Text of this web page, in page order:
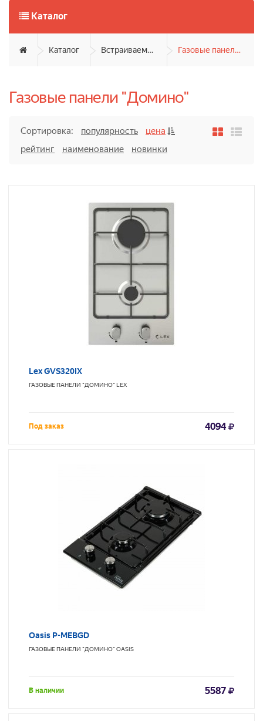
Каталог
Каталог Встраиваемая техника Газовые панели "Домино"
Газовые панели "Домино"
Сортировка: популярность
цена
рейтинг
наименование новинки
Lex GVS320IX
ГАЗОВЫЕ ПАНЕЛИ "ДОМИНО"LEX
Под заказ 4094
Oasis P-MEBGD
ГАЗОВЫЕ ПАНЕЛИ "ДОМИНО"OASIS
В наличии 5587